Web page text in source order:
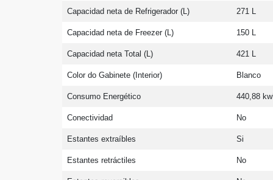
Capacidad neta de Refrigerador (L) 271 L
Capacidad neta de Freezer (L) 150 L
Capacidad neta Total (L) 421 L
Color do Gabinete (Interior) Blanco
Consumo Energético 440,88
Conectividad No
Estantes extraíbles Si
Estantes retráctiles No